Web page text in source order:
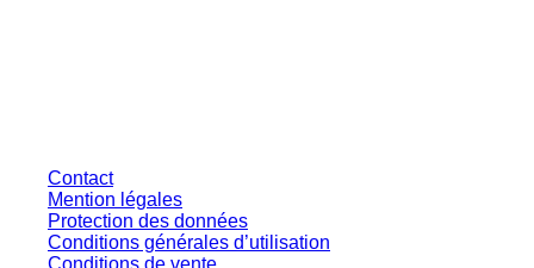
Contact
Mention légales
Protection des données
Conditions générales d’utilisation
Conditions de vente